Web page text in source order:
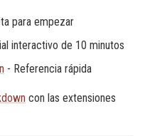
para empezar
interactivo de 10 minutos
- Referencia rápida
con las extensiones